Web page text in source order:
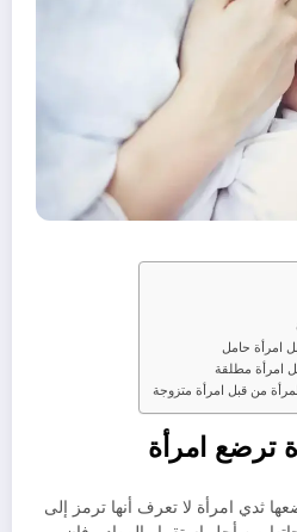
امرأة حامل
امرأة مطلقة
من قبل امرأة متزوجة
ترضع امرأة
ثدي امرأة لا تعرف أنها ترمز إلى